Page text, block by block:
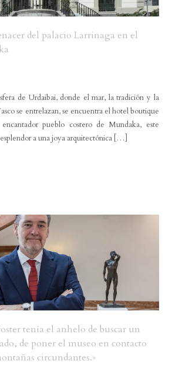
del palacio Larrinaga en el
de Urdaibai, donde el mar, la tradición y la
se entrelazan, se encuentra el hotel boutique
pueblo costero de Mundaka, este
a una joya arquitectónica […]
tenía el anhelo de buscar un
de poner el museo en contacto
circundantes.»